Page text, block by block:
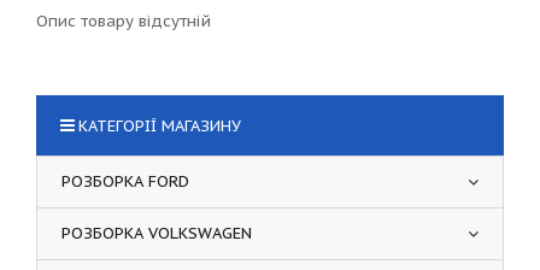
Опис товару відсутній
КАТЕГОРІЇ МАГАЗИНУ
РОЗБОРКА FORD
РОЗБОРКА VOLKSWAGEN